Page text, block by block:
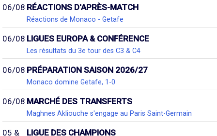
06/08 RÉACTIONS D'APRÈS-MATCH
Réactions de Monaco - Getafe
06/08 LIGUES EUROPA & CONFÉRENCE
Les résultats du 3e tour des C3 & C4
06/08 PRÉPARATION SAISON 2026/27
Monaco domine Getafe, 1-0
06/08 MARCHÉ DES TRANSFERTS
Maghnes Akliouche s'engage au Paris Saint-Germain
05 &
LIGUE DES CHAMPIONS